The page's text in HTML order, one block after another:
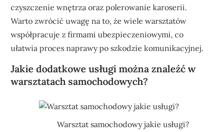
czyszczenie wnętrza oraz polerowanie karoserii.
Warto zwrócić uwagę na to, że wiele warsztatów
współpracuje z firmami ubezpieczeniowymi, co
ułatwia proces naprawy po szkodzie komunikacyjnej.
Jakie dodatkowe usługi można znaleźć w
warsztatach samochodowych?
Warsztat samochodowy jakie usługi?